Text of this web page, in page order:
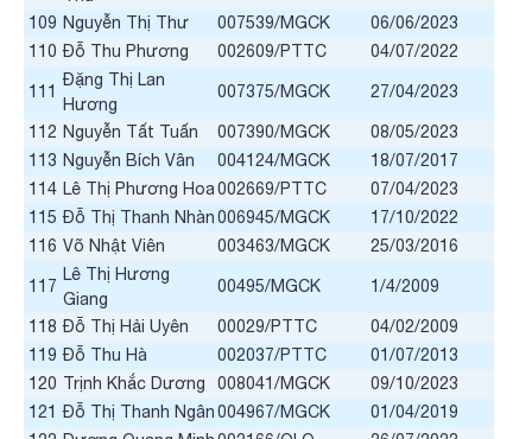
109 Nguyễn Thị Thư 007539/MGCK
06/06/2023
110 Đỗ Thu Phương 002609/PTTC 04/07/2022
111
Đặng Thị Lan
Hương
007375/MGCK 27/04/2023
112 Nguyễn Tất Tuấn 007390/MGCK
08/05/2023
113 Nguyễn Bích Vân 004124/MGCK
18/07/2017
114 Lê Thị Phương Hoa002669/PTTC
07/04/2023
115 Đỗ Thị Thanh Nhàn006945/MGCK
17/10/2022
116 Võ Nhật Viên 003463/MGCK 25/03/2016
117
Lê Thị Hương
Giang
00495/MGCK 1/4/2009
118 Đỗ Thị Hải Uyên 00029/PTTC
04/02/2009
119 Đỗ Thu Hà 002037/PTTC
01/07/2013
120 Trịnh Khắc Dương 008041/MGCK
09/10/2023
121 Đỗ Thị Thanh Ngân004967/MGCK
01/04/2019